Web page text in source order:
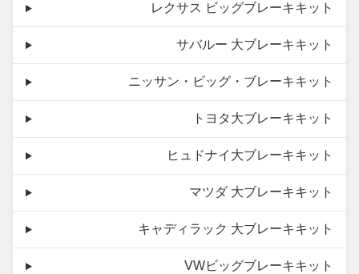
レクサス ビッグブレーキキット
サバルー 大ブレーキキット
ニッサン・ビッグ・ブレーキキット
トヨタ大ブレーキキット
ヒュドナイ大ブレーキキット
マツダ 大ブレーキキット
キャディラック 大ブレーキキット
VWビッグブレーキキット